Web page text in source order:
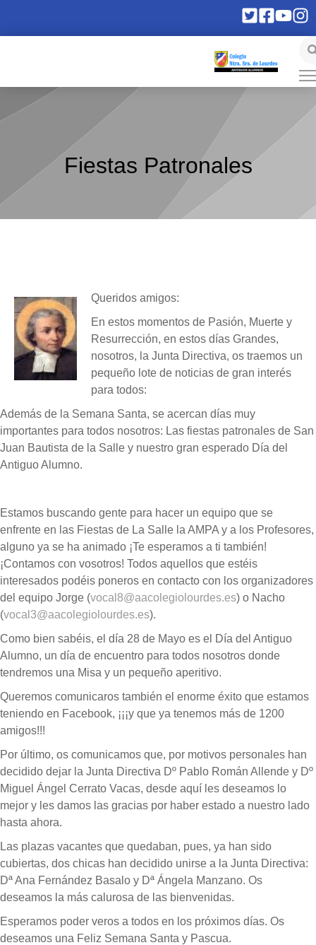
Fiestas Patronales
Queridos amigos:
En estos momentos de Pasión, Muerte y
Resurrección, en estos días Grandes,
nosotros, la Junta Directiva, os traemos un
pequeño lote de noticias de gran interés
para todos:
Además de la Semana Santa, se acercan días muy
importantes para todos nosotros: Las fiestas patronales de San
Juan Bautista de la Salle y nuestro gran esperado Día del
Antiguo Alumno.
Estamos buscando gente para hacer un equipo que se
enfrente en las Fiestas de La Salle la AMPA y a los Profesores,
alguno ya se ha animado ¡Te esperamos a ti también!
¡Contamos con vosotros! Todos aquellos que estéis
interesados podéis poneros en contacto con los organizadores
del equipo Jorge (vocal8@aacolegiolourdes.es) o Nacho
(vocal3@aacolegiolourdes.es).
Como bien sabéis, el día 28 de Mayo es el Día del Antiguo
Alumno, un día de encuentro para todos nosotros donde
tendremos una Misa y un pequeño aperitivo.
Queremos comunicaros también el enorme éxito que estamos
teniendo en Facebook, ¡¡¡y que ya tenemos más de 1200
amigos!!!
Por último, os comunicamos que, por motivos personales han
decidido dejar la Junta Directiva Dº Pablo Román Allende y Dº
Miguel Ángel Cerrato Vacas, desde aquí les deseamos lo
mejor y les damos las gracias por haber estado a nuestro lado
hasta ahora.
Las plazas vacantes que quedaban, pues, ya han sido
cubiertas, dos chicas han decidido unirse a la Junta Directiva:
Dª Ana Fernández Basalo y Dª Ángela Manzano. Os
deseamos la más calurosa de las bienvenidas.
Esperamos poder veros a todos en los próximos días. Os
deseamos una Feliz Semana Santa y Pascua.